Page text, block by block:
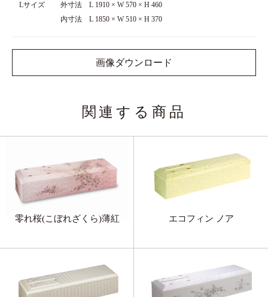
Lサイズ
外寸法 L 1910 × W 570 × H 460
内寸法 L 1850 × W 510 × H 370
画像ダウンロード
関連する商品
零れ桜(こぼれざくら)薄紅 エコフィン ノア